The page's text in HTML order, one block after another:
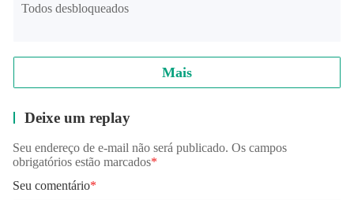
o jogo.
Todos desbloqueados
Mais
Deixe um replay
Seu endereço de e-mail não será publicado. Os campos
obrigatórios estão marcados*
Seu comentário*